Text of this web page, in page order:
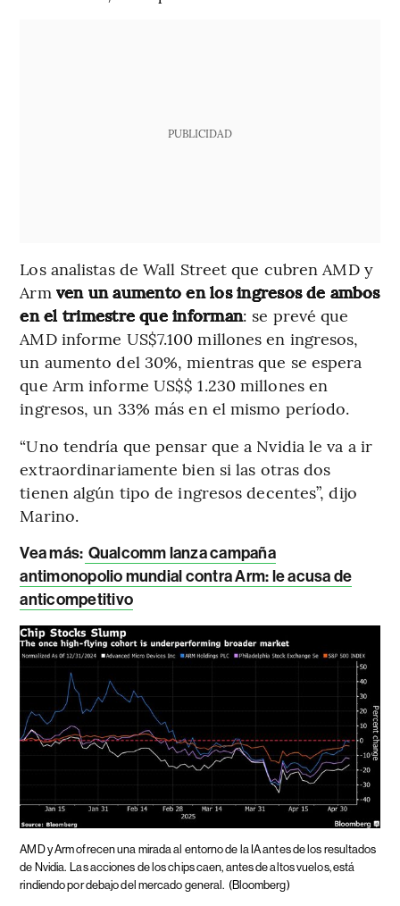
PUBLICIDAD
Los analistas de Wall Street que cubren AMD y
Arm ven un aumento en los ingresos de ambos
en el trimestre que informan: se prevé que
AMD informe US$7.100 millones en ingresos,
un aumento del 30%, mientras que se espera
que Arm informe US$$ 1.230 millones en
ingresos, un 33% más en el mismo período.
“Uno tendría que pensar que a Nvidia le va a ir
extraordinariamente bien si las otras dos
tienen algún tipo de ingresos decentes”, dijo
Marino.
Vea más: Qualcomm lanza campaña
antimonopolio mundial contra Arm: le acusa de
anticompetitivo
AMD y Arm ofrecen una mirada al entorno de la IA antes de los resultados
de Nvidia. Las acciones de los chips caen, antes de altos vuelos, está
rindiendo por debajo del mercado general. (Bloomberg)